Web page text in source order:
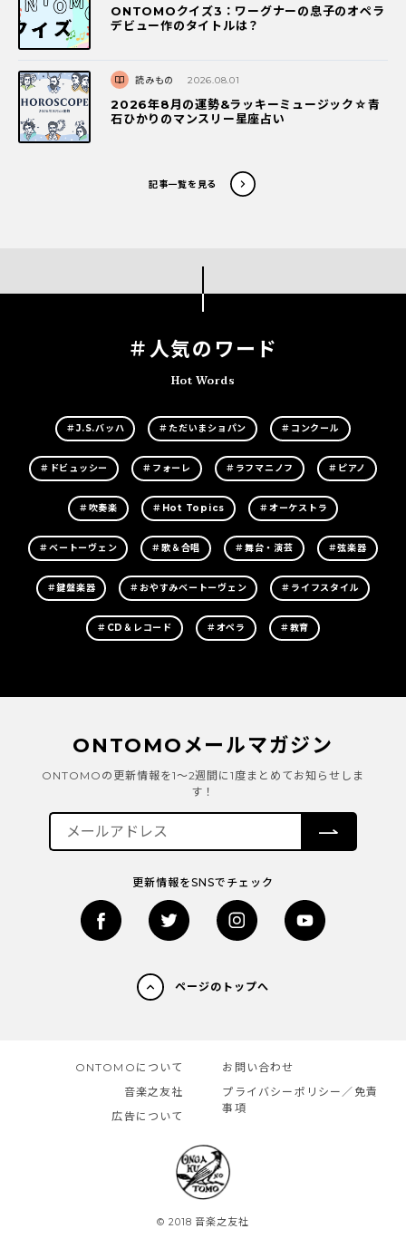
ONTOMOクイズ3：ワーグナーの息子のオペラ
デビュー作のタイトルは？
読みもの 2026.08.01
2026年8月の運勢&ラッキーミュージック☆青
石ひかりのマンスリー星座占い
記事一覧を見る
＃人気のワード
Hot Words
＃J.S.バッハ ＃ただいまショパン ＃コンクール
＃ドビュッシー ＃フォーレ ＃ラフマニノフ ＃ピアノ
＃吹奏楽 ＃Hot Topics ＃オーケストラ
＃ベートーヴェン ＃歌＆合唱 ＃舞台・演芸 ＃弦楽器
＃鍵盤楽器 ＃おやすみベートーヴェン ＃ライフスタイル
＃CD＆レコード ＃オペラ ＃教育
ONTOMOメールマガジン
ONTOMOの更新情報を1～2週間に1度まとめてお知らせしま
す！
更新情報をSNSでチェック
ページのトップへ
ONTOMOについて
音楽之友社
広告について
お問い合わせ
プライバシーポリシー／免責
事項
© 2018 音楽之友社